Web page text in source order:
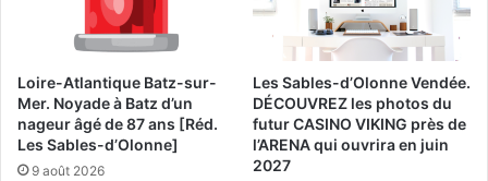
Loire-Atlantique Batz-sur-
Mer. Noyade à Batz d’un
nageur âgé de 87 ans [Réd.
Les Sables-d’Olonne]
9 août 2026
Les Sables-d’Olonne Vendée.
DÉCOUVREZ les photos du
futur CASINO VIKING près de
l’ARENA qui ouvrira en juin
2027